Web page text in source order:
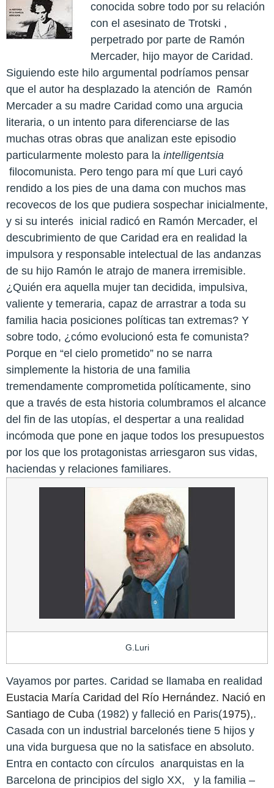
conocida sobre todo por su relación
con el asesinato de Trotski ,
perpetrado por parte de Ramón
Mercader, hijo mayor de Caridad.
Siguiendo este hilo argumental podríamos pensar
que el autor ha desplazado la atención de Ramón
Mercader a su madre Caridad como una argucia
literaria, o un intento para diferenciarse de las
muchas otras obras que analizan este episodio
particularmente molesto para la intelligentsia
filocomunista. Pero tengo para mí que Luri cayó
rendido a los pies de una dama con muchos mas
recovecos de los que pudiera sospechar inicialmente,
y si su interés inicial radicó en Ramón Mercader, el
descubrimiento de que Caridad era en realidad la
impulsora y responsable intelectual de las andanzas
de su hijo Ramón le atrajo de manera irremisible.
¿Quién era aquella mujer tan decidida, impulsiva,
valiente y temeraria, capaz de arrastrar a toda su
familia hacia posiciones políticas tan extremas? Y
sobre todo, ¿cómo evolucionó esta fe comunista?
Porque en “el cielo prometido” no se narra
simplemente la historia de una familia
tremendamente comprometida políticamente, sino
que a través de esta historia columbramos el alcance
del fin de las utopías, el despertar a una realidad
incómoda que pone en jaque todos los presupuestos
por los que los protagonistas arriesgaron sus vidas,
haciendas y relaciones familiares.
G.Luri
Vayamos por partes. Caridad se llamaba en realidad
Eustacia María Caridad del Río Hernández. Nació en
Santiago de Cuba (1982) y falleció en Paris(1975),.
Casada con un industrial barcelonés tiene 5 hijos y
una vida burguesa que no la satisface en absoluto.
Entra en contacto con círculos anarquistas en la
Barcelona de principios del siglo XX, y la familia –